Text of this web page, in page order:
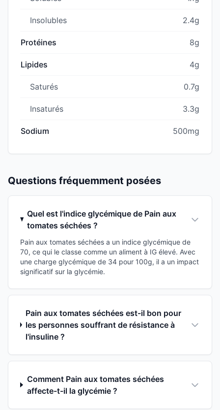
Insolubles 2.4g
Protéines 8g
Lipides 4g
Saturés 0.7g
Insaturés 3.3g
Sodium 500mg
Questions fréquemment posées
Quel est l'indice glycémique de Pain aux
tomates séchées ?
Pain aux tomates séchées a un indice glycémique de
70, ce qui le classe comme un aliment à IG élevé. Avec
une charge glycémique de 34 pour 100g, il a un impact
significatif sur la glycémie.
Pain aux tomates séchées est-il bon pour
les personnes souffrant de résistance à
l'insuline ?
Comment Pain aux tomates séchées
affecte-t-il la glycémie ?